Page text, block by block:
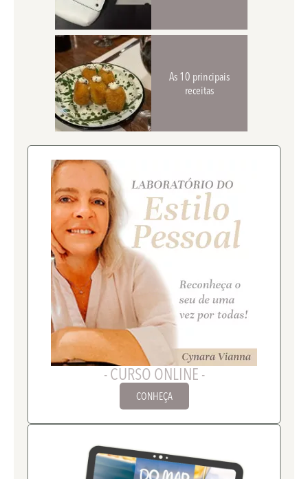
As 10 principais
receitas
- CURSO ONLINE -
CONHEÇA